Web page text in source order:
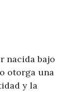
nacida bajo
otorga una
y la